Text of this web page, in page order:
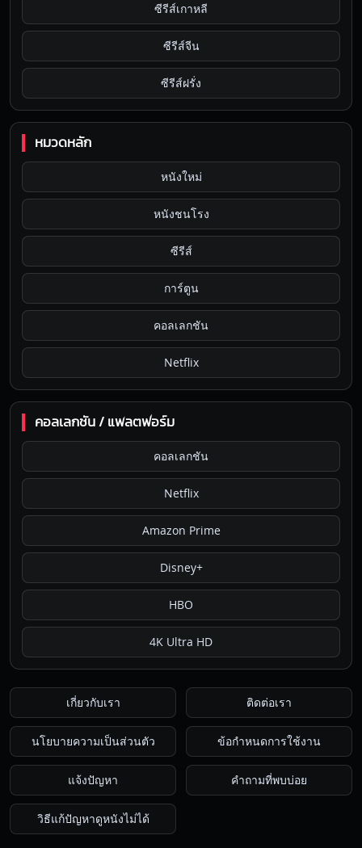
ซีรีส์เกาหลี
ซีรีส์จีน
ซีรีส์ฝรั่ง
หมวดหลัก
หนังใหม่
หนังชนโรง
ซีรีส์
การ์ตูน
คอลเลกชัน
Netflix
คอลเลกชัน / แพลตฟอร์ม
คอลเลกชัน
Netflix
Amazon Prime
Disney+
HBO
4K Ultra HD
เกี่ยวกับเรา ติดต่อเรา
นโยบายความเป็นส่วนตัว ข้อกำหนดการใช้งาน
แจ้งปัญหา คำถามที่พบบ่อย
วิธีแก้ปัญหาดูหนังไม่ได้